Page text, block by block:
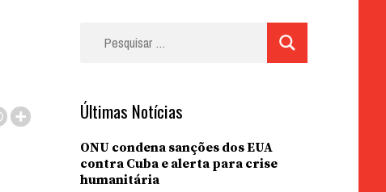
Últimas Notícias
ONU condena sanções dos EUA
contra Cuba e alerta para crise
humanitária